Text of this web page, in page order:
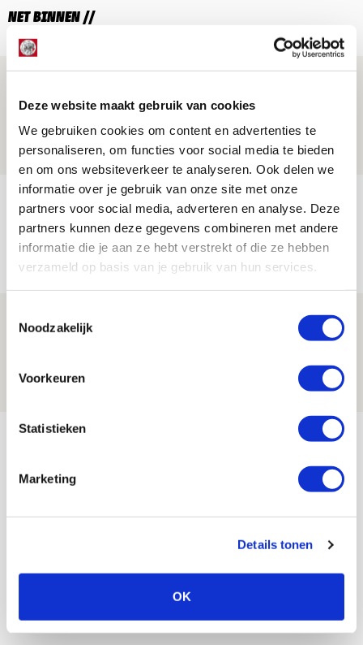
Deze website maakt gebruik van cookies
We gebruiken cookies om content en advertenties te
personaliseren, om functies voor social media te bieden
en om ons websiteverkeer te analyseren. Ook delen we
informatie over je gebruik van onze site met onze
partners voor social media, adverteren en analyse. Deze
partners kunnen deze gegevens combineren met andere
informatie die je aan ze hebt verstrekt of die ze hebben
verzameld op basis van je gebruik van hun services.
Noodzakelijk
Voorkeuren
Statistieken
Marketing
Details tonen
OK
NET BINNEN //
Zwolle - Ajax
08 AUGUSTUS 2026 - 12:32
NIEUWS
Míchels elf: met welke formatie begin
jij aan nieuw eredivisieseizoen?
08 AUGUSTUS 2026 - 11:34
NIEUWS
Spelen bij Jong Ajax of Ajax 1? Dat
Bekijk meer
23
11